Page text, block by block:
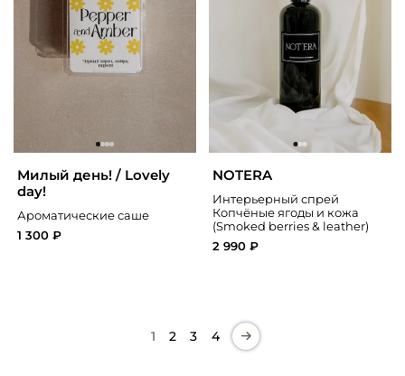
Милый день! / Lovely
day!
Ароматические саше
1 300 ₽
NOTERA
Интерьерный спрей
Копчёные ягоды и кожа
(Smoked berries & leather)
2 990 ₽
1 2 3 4